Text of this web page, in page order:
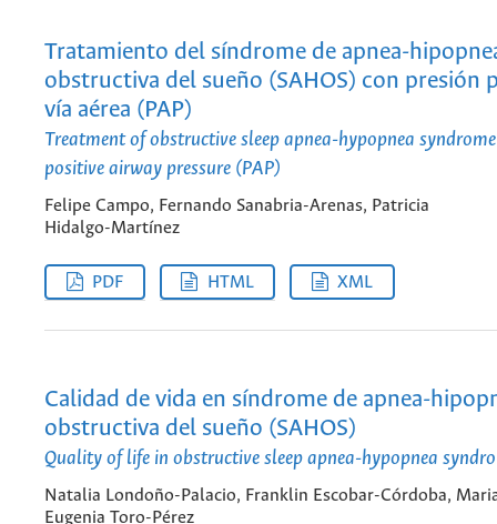
Tratamiento del síndrome de apnea-
obstructiva del sueño (SAHOS) con presión
vía aérea (PAP)
Treatment of obstructive sleep apnea-hypopnea
positive airway pressure (PAP)
Felipe Campo, Fernando Sanabria-Arenas, Patricia
Hidalgo-Martínez
PDF HTML XML
Calidad de vida en síndrome de apnea-
obstructiva del sueño (SAHOS)
Quality of life in obstructive sleep apnea-hypopnea
Natalia Londoño-Palacio, Franklin Escobar-Córdoba,
Eugenia Toro-Pérez